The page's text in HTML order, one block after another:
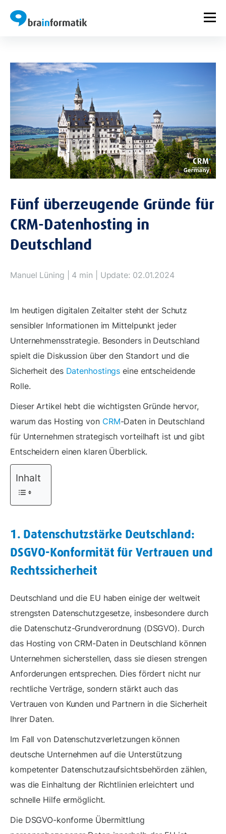
Fünf überzeugende Gründe für
CRM-Datenhosting in
Deutschland
Manuel Lüning | 4 min | Update: 02.01.2024
Im heutigen digitalen Zeitalter steht der Schutz
sensibler Informationen im Mittelpunkt jeder
Unternehmensstrategie. Besonders in Deutschland
spielt die Diskussion über den Standort und die
Sicherheit des Datenhostings eine entscheidende
Rolle.
Dieser Artikel hebt die wichtigsten Gründe hervor,
warum das Hosting von CRM-Daten in Deutschland
für Unternehmen strategisch vorteilhaft ist und gibt
Entscheidern einen klaren Überblick.
Inhalt
1. Datenschutzstärke Deutschland:
DSGVO-Konformität für Vertrauen und
Rechtssicherheit
Deutschland und die EU haben einige der weltweit
strengsten Datenschutzgesetze, insbesondere durch
die Datenschutz-Grundverordnung (DSGVO). Durch
das Hosting von CRM-Daten in Deutschland können
Unternehmen sicherstellen, dass sie diesen strengen
Anforderungen entsprechen. Dies fördert nicht nur
rechtliche Verträge, sondern stärkt auch das
Vertrauen von Kunden und Partnern in die Sicherheit
Ihrer Daten.
Im Fall von Datenschutzverletzungen können
deutsche Unternehmen auf die Unterstützung
kompetenter Datenschutzaufsichtsbehörden zählen,
was die Einhaltung der Richtlinien erleichtert und
schnelle Hilfe ermöglicht.
Die DSGVO-konforme Übermittlung